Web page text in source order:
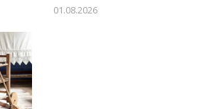
01.08.2026